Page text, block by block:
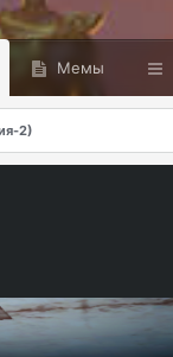
Мемы
2)